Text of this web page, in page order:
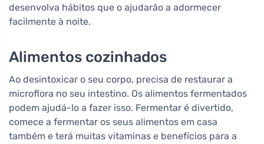
desenvolva hábitos que o ajudarão a adormecer
facilmente à noite.
Alimentos cozinhados
Ao desintoxicar o seu corpo, precisa de restaurar a
microflora no seu intestino. Os alimentos fermentados
podem ajudá-lo a fazer isso. Fermentar é divertido,
comece a fermentar os seus alimentos em casa
também e terá muitas vitaminas e benefícios para a